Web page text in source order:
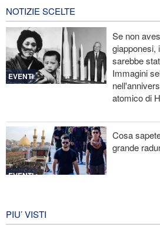
Nota conduttrice americana critica le
Ex Segretario alla Guerra di Trump:
guerra»
Il prezzo del petrolio torna a salire
Stallo nei negoziati tra il governo
NOTIZIE SCELTE
EVENTI
Se non
giapponesi,
sarebbe
Immagini
atomico di
EVENTI
Cosa
grande
PIU’ VISTI